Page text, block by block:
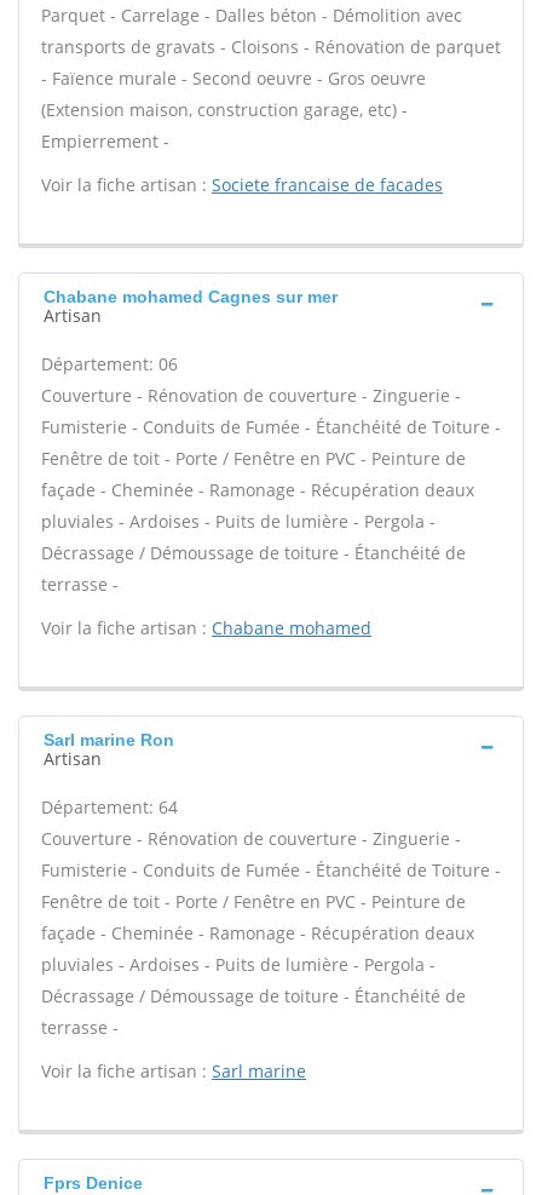
Parquet - Carrelage - Dalles béton - Démolition avec
transports de gravats - Cloisons - Rénovation de parquet
- Faïence murale - Second oeuvre - Gros oeuvre
(Extension maison, construction garage, etc) -
Empierrement -
Voir la fiche artisan : Societe francaise de facades
Chabane mohamed Cagnes sur mer
Artisan
Département: 06
Couverture - Rénovation de couverture - Zinguerie -
Fumisterie - Conduits de Fumée - Étanchéité de Toiture -
Fenêtre de toit - Porte / Fenêtre en PVC - Peinture de
façade - Cheminée - Ramonage - Récupération deaux
pluviales - Ardoises - Puits de lumière - Pergola -
Décrassage / Démoussage de toiture - Étanchéité de
terrasse -
Voir la fiche artisan : Chabane mohamed
Sarl marine Ron
Artisan
Département: 64
Couverture - Rénovation de couverture - Zinguerie -
Fumisterie - Conduits de Fumée - Étanchéité de Toiture -
Fenêtre de toit - Porte / Fenêtre en PVC - Peinture de
façade - Cheminée - Ramonage - Récupération deaux
pluviales - Ardoises - Puits de lumière - Pergola -
Décrassage / Démoussage de toiture - Étanchéité de
terrasse -
Voir la fiche artisan : Sarl marine
Fprs Denice